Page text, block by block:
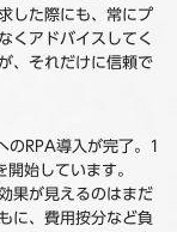
した際にも、常にプ
くアドバイスしてく
、それだけに信頼で
RPA導入が完了。1
始しています。
果が見えるのはまだ
に、費用按分など負